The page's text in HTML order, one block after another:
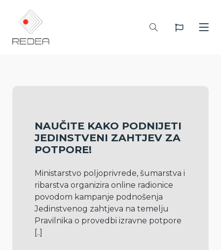
NAUČITE KAKO PODNIJETI
JEDINSTVENI ZAHTJEV ZA
POTPORE!
Ministarstvo poljoprivrede, šumarstva i
ribarstva organizira online radionice
povodom kampanje podnošenja
Jedinstvenog zahtjeva na temelju
[..]